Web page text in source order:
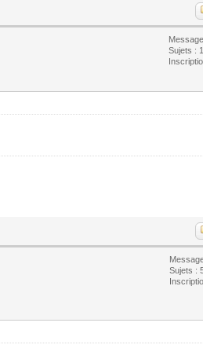
Sujets :
Sujets :